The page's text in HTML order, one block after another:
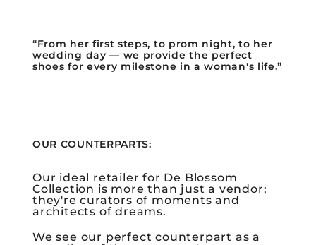
“From her first steps, to prom night, to her
wedding day — we provide the perfect
shoes for every milestone in a woman's life.”
OUR COUNTERPARTS:
Our ideal retailer for De Blossom
Collection is more than just a vendor;
they're curators of moments and
architects of dreams.
We see our perfect counterpart as a